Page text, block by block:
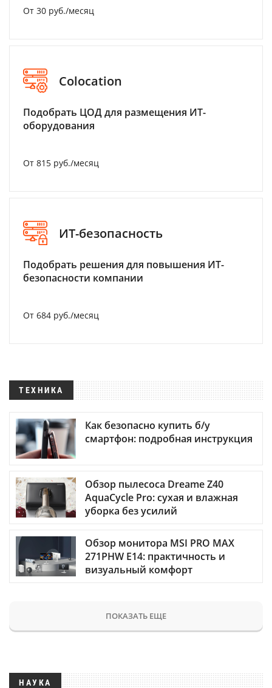
От 30 руб./месяц
Colocation
Подобрать ЦОД для размещения ИТ-
оборудования
От 815 руб./месяц
ИТ-безопасность
Подобрать решения для повышения ИТ-
безопасности компании
От 684 руб./месяц
ТЕХНИКА
Как безопасно купить б/у
смартфон: подробная инструкция
Обзор пылесоса Dreame Z40
AquaCycle Pro: сухая и влажная
уборка без усилий
Обзор монитора MSI PRO MAX
271PHW E14: практичность и
визуальный комфорт
ПОКАЗАТЬ ЕЩЕ
НАУКА